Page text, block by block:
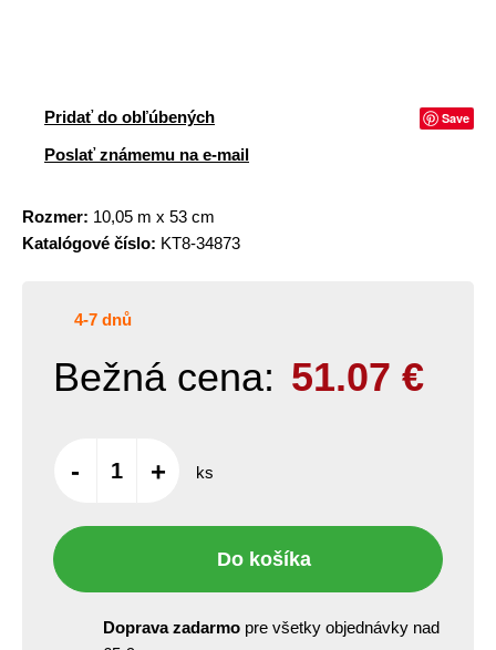
Pridať do obľúbených Save
Poslať známemu na e-mail
Rozmer: 10,05 m x 53 cm
Katalógové číslo: KT8-34873
4-7 dnů
Bežná cena: 51.07 €
- + ks
Do košíka
Doprava zadarmo pre všetky objednávky nad